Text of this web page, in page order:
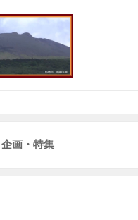
企画・特集